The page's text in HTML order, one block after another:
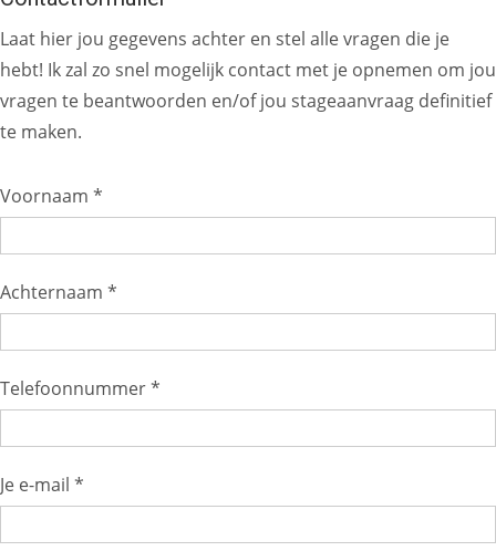
Laat hier jou gegevens achter en stel alle vragen die je
hebt! Ik zal zo snel mogelijk contact met je opnemen om jou
vragen te beantwoorden en/of jou stageaanvraag definitief
te maken.
Voornaam *
Achternaam *
Telefoonnummer *
Je e-mail *